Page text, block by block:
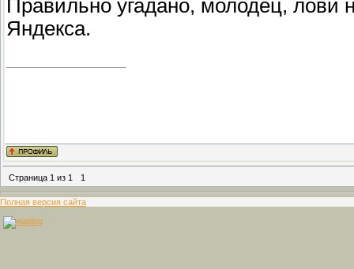
Правильно угадано, молодец, лови
Яндекса.
Страница 1 из 1 1
Полная версия сайта